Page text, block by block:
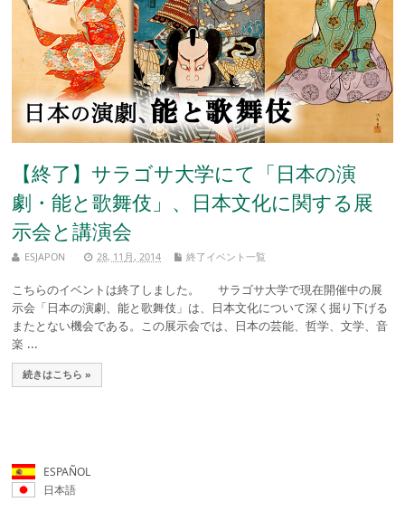
【終了】サラゴサ大学にて「日本の演
劇・能と歌舞伎」、日本文化に関する展
示会と講演会
ESJAPON 28, 11月, 2014 終了イベント一覧
こちらのイベントは終了しました。 サラゴサ大学で現在開催中の展
示会「日本の演劇、能と歌舞伎」は、日本文化について深く掘り下げる
またとない機会である。この展示会では、日本の芸能、哲学、文学、音
楽 ...
続きはこちら »
ESPAÑOL
日本語